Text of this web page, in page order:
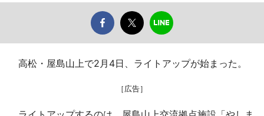
高松・屋島山上で2月4日、ライトアップが始まった。
［広告］